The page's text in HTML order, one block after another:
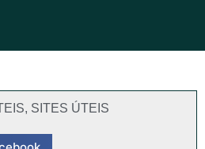
, SITES ÚTEIS